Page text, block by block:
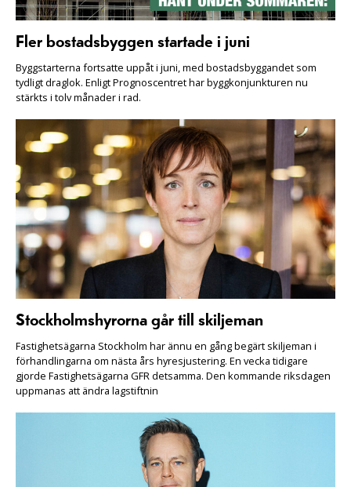
Fler bostadsbyggen startade i juni
Byggstarterna fortsatte uppåt i juni, med bostadsbyggandet som
tydligt draglok. Enligt Prognoscentret har byggkonjunkturen nu
stärkts i tolv månader i rad.
Stockholmshyrorna går till skiljeman
Fastighetsägarna Stockholm har ännu en gång begärt skiljeman i
förhandlingarna om nästa års hyresjustering. En vecka tidigare
gjorde Fastighetsägarna GFR detsamma. Den kommande riksdagen
uppmanas att ändra lagstiftnin